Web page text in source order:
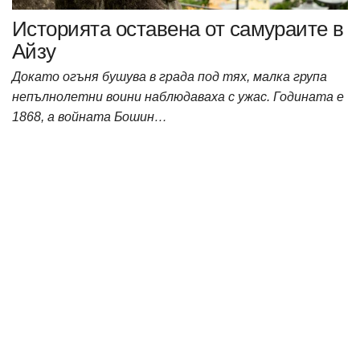
Историята оставена от самураите в
Айзу
Докато огъня бушува в града под тях, малка група
непълнолетни воини наблюдаваха с ужас. Годината е
1868, а войната Бошин…